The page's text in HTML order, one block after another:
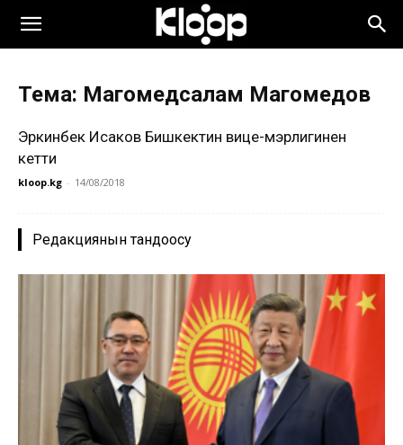
Тема: Магомедсалам Магомедов
Эркинбек Исаков Бишкектин вице-мэрлигинен
кетти
kloop.kg - 14/08/2018
Редакциянын тандоосу